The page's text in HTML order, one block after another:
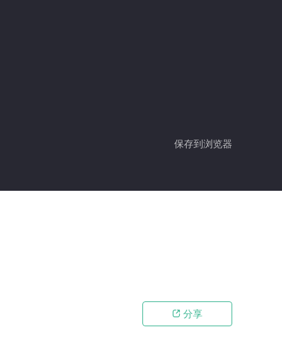
保存到浏览器
 分享